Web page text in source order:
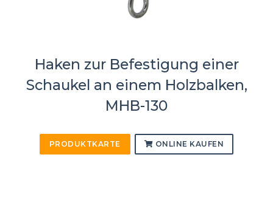
Haken zur Befestigung einer
Schaukel an einem Holzbalken,
MHB-130
PRODUKTKARTE ONLINE KAUFEN